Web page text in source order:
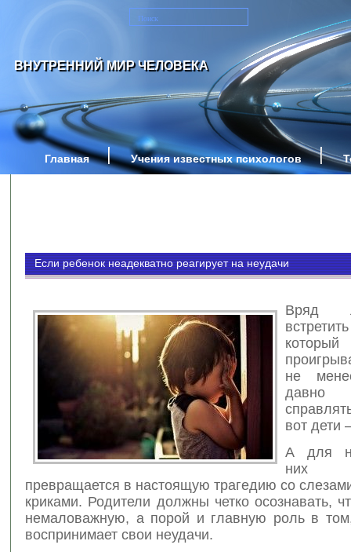
ВНУТРЕННИЙ МИР ЧЕЛОВЕКА
Главная Учения известных психологов
Если ребенок неадекватно реагирует на неудачи
Вряд
не
давно
вот дети
А для
них
превращается в настоящую трагедию со
криками. Родители должны четко осознавать,
немаловажную, а порой и главную роль в
воспринимает свои неудачи.